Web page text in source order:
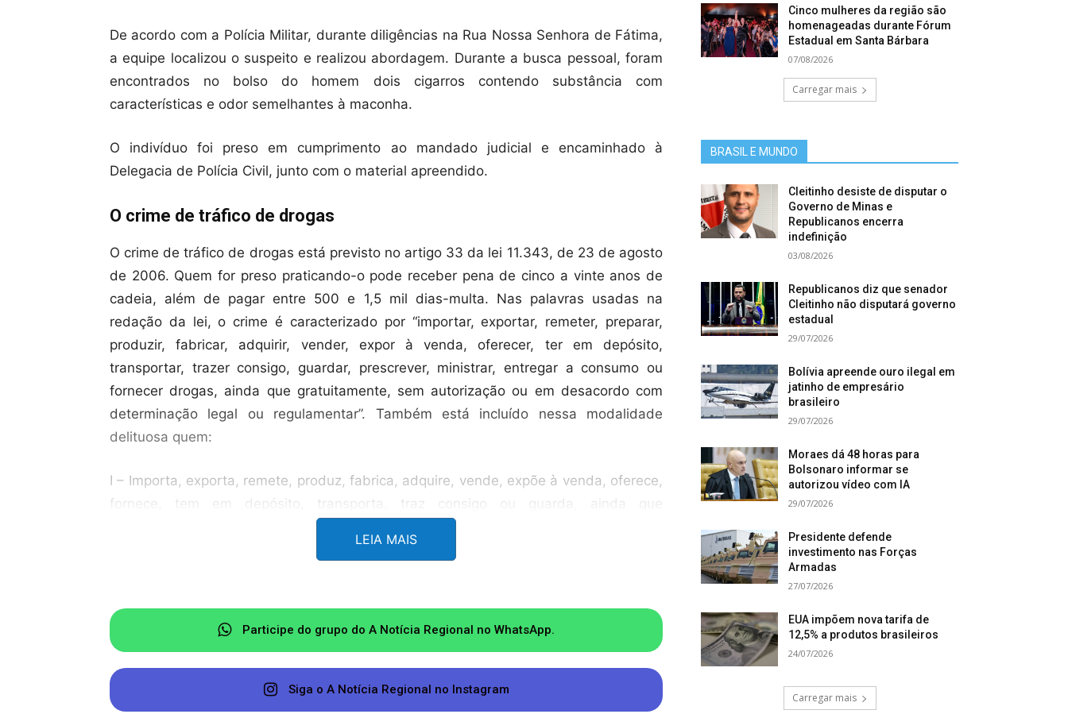
De acordo com a Polícia Militar, durante diligências na Rua Nossa Senhora de Fátima,
a equipe localizou o suspeito e realizou abordagem. Durante a busca pessoal, foram
encontrados no bolso do homem dois cigarros contendo substância com
características e odor semelhantes à maconha.
O indivíduo foi preso em cumprimento ao mandado judicial e encaminhado à
Delegacia de Polícia Civil, junto com o material apreendido.
O crime de tráfico de drogas
O crime de tráfico de drogas está previsto no artigo 33 da lei 11.343, de 23 de agosto
de 2006. Quem for preso praticando-o pode receber pena de cinco a vinte anos de
cadeia, além de pagar entre 500 e 1,5 mil dias-multa. Nas palavras usadas na
redação da lei, o crime é caracterizado por “importar, exportar, remeter, preparar,
produzir, fabricar, adquirir, vender, expor à venda, oferecer, ter em depósito,
transportar, trazer consigo, guardar, prescrever, ministrar, entregar a consumo ou
fornecer drogas, ainda que gratuitamente, sem autorização ou em desacordo com
determinação legal ou regulamentar”. Também está incluído nessa modalidade
delituosa quem:
I – Importa, exporta, remete, produz, fabrica, adquire, vende, expõe à venda, oferece,
fornece, tem em depósito, transporta, traz consigo ou guarda, ainda que
gratuitamente, sem autorização ou em desacordo com determinação legal ou
regulamentar, matéria-prima, insumo ou produto químico destinado à preparação de
II – Semeia, cultiva ou faz a colheita, sem autorização ou em desacordo com
determinação legal ou regulamentar, de plantas que se constituam em matéria-prima
III – Utiliza local ou bem de qualquer natureza de que tem a propriedade, posse,
LEIA MAIS
Participe do grupo do A Notícia Regional no WhatsApp.
Siga o A Notícia Regional no Instagram
Cinco mulheres da região são
homenageadas durante Fórum
Estadual em Santa Bárbara
07/08/2026
Carregar mais
BRASIL E MUNDO
Cleitinho desiste de disputar o
Governo de Minas e
Republicanos encerra
indefinição
03/08/2026
Republicanos diz que senador
Cleitinho não disputará governo
estadual
29/07/2026
Bolívia apreende ouro ilegal em
jatinho de empresário
brasileiro
29/07/2026
Moraes dá 48 horas para
Bolsonaro informar se
autorizou vídeo com IA
29/07/2026
Presidente defende
investimento nas Forças
Armadas
27/07/2026
EUA impõem nova tarifa de
12,5% a produtos brasileiros
24/07/2026
Carregar mais